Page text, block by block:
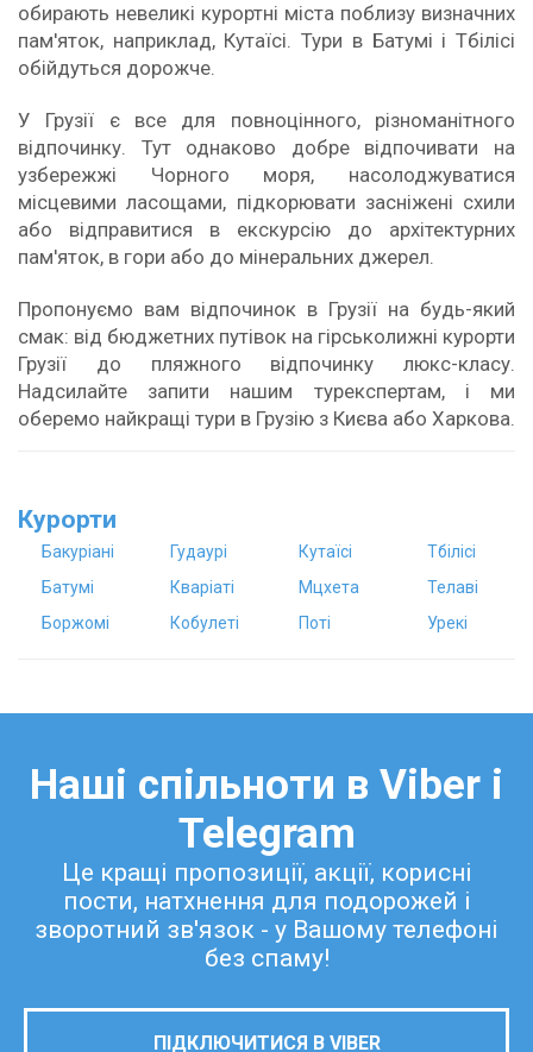
обирають невеликі курортні міста поблизу визначних
пам'яток, наприклад, Кутаїсі. Тури в Батумі і Тбілісі
обійдуться дорожче.
У Грузії є все для повноцінного, різноманітного
відпочинку. Тут однаково добре відпочивати на
узбережжі Чорного моря, насолоджуватися
місцевими ласощами, підкорювати засніжені схили
або відправитися в екскурсію до архітектурних
пам'яток, в гори або до мінеральних джерел.
Пропонуємо вам відпочинок в Грузії на будь-який
смак: від бюджетних путівок на гірськолижні курорти
Грузії до пляжного відпочинку люкс-класу.
Надсилайте запити нашим турекспертам, і ми
оберемо найкращі тури в Грузію з Києва або Харкова.
Курорти
Бакуріані
Батумі
Боржомі
Гудаурі
Кваріаті
Кобулеті
Кутаїсі
Мцхета
Поті
Тбілісі
Телаві
Урекі
Наші спільноти в Viber і
Telegram
Це кращі пропозиції, акції, корисні
пости, натхнення для подорожей і
зворотний зв'язок - у Вашому телефоні
без спаму!
ПІДКЛЮЧИТИСЯ В VIBER